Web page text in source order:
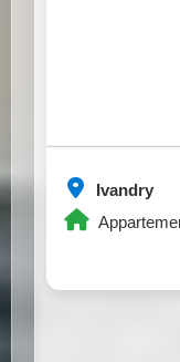
Ivandry